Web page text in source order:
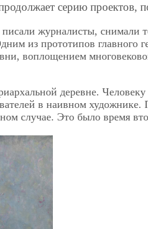
серию
журналисты, снимали
из прототипов главного
воплощением
деревне.
в наивном
случае. Это было время